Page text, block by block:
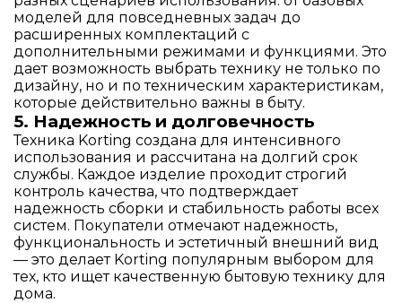
моделей для повседневных задач до
расширенных комплектаций с
дополнительными режимами и функциями. Это
дает возможность выбрать технику не только по
дизайну, но и по техническим характеристикам,
которые действительно важны в быту.
5. Надежность и долговечность
Техника Korting создана для интенсивного
использования и рассчитана на долгий срок
службы. Каждое изделие проходит строгий
контроль качества, что подтверждает
надежность сборки и стабильность работы всех
систем. Покупатели отмечают надежность,
функциональность и эстетичный внешний вид
— это делает Korting популярным выбором для
тех, кто ищет качественную бытовую технику для
дома.